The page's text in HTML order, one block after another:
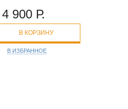
4 900 Р.
В КОРЗИНУ
В ИЗБРАННОЕ